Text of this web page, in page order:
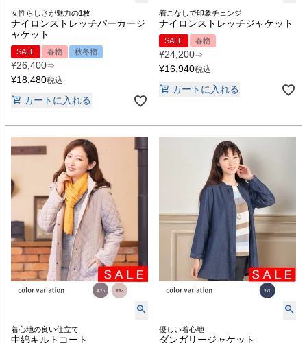
女性らしさが魅力の1枚
ナイロンストレッチパーカージ
ャケット
SALE 春物 秋冬物
¥26,400⇒
¥18,480税込
カートに入れる
着こなしで印象チェンジ
ナイロンストレッチジャケット
SALE 春物
¥24,200⇒
¥16,940税込
カートに入れる
着心地の良い仕立て
中綿キルトコート
優しい着心地
ダンガリージャケット